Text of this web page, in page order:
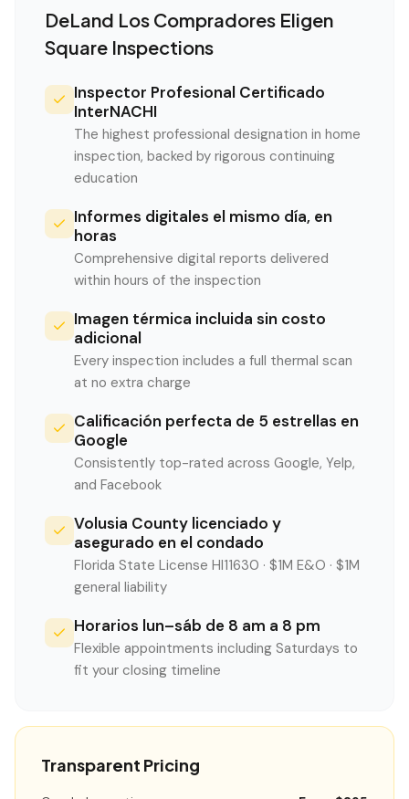
DeLand Los Compradores Eligen
Square Inspections
Inspector Profesional Certificado
InterNACHI
The highest professional designation in home
inspection, backed by rigorous continuing
education
Informes digitales el mismo día, en
horas
Comprehensive digital reports delivered
within hours of the inspection
Imagen térmica incluida sin costo
adicional
Every inspection includes a full thermal scan
at no extra charge
Calificación perfecta de 5 estrellas en
Google
Consistently top-rated across Google, Yelp,
and Facebook
Volusia County licenciado y
asegurado en el condado
Florida State License HI11630 · $1M E&O · $1M
general liability
Horarios lun–sáb de 8 am a 8 pm
Flexible appointments including Saturdays to
fit your closing timeline
Transparent Pricing